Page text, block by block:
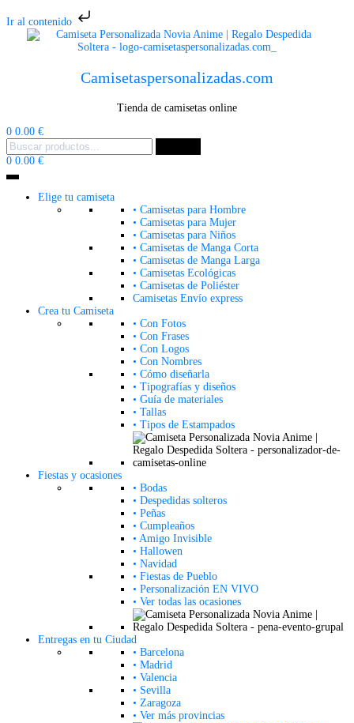
Ir al contenido
Camisetaspersonalizadas.com
Tienda de camisetas online
0 0.00 €Carrito
Menu
Buscar
for:
Mi
cuenta
0 0.00 €Carrito
Elige tu camiseta
• Camisetas para Hombre
• Camisetas para Mujer
• Camisetas para Niños
• Camisetas de Manga Corta
• Camisetas de Manga Larga
• Camisetas Ecológicas
• Camisetas de Poliéster
Camisetas Envío express
Crea tu Camiseta
• Con Fotos
• Con Frases
• Con Logos
• Con Nombres
• Cómo diseñarla
• Tipografías y diseños
• Guía de materiales
• Tallas
• Tipos de Estampados
Fiestas y ocasiones
• Bodas
• Despedidas solteros
• Peñas
• Cumpleaños
• Amigo Invisible
• Hallowen
• Navidad
• Fiestas de Pueblo
• Personalización EN VIVO
• Ver todas las ocasiones
Entregas en tu Ciudad
• Barcelona
• Madrid
• Valencia
• Sevilla
• Zaragoza
• Ver más provincias